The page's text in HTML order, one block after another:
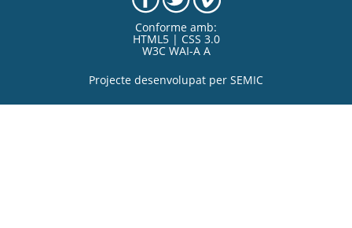
Conforme amb:
HTML5 | CSS 3.0
W3C WAI-A A
Projecte desenvolupat per SEMIC